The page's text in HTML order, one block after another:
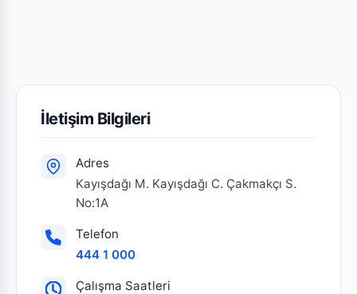
İletişim Bilgileri
Adres
Kayışdağı M. Kayışdağı C. Çakmakçı S.
No:1A
Telefon
444 1 000
Çalışma Saatleri